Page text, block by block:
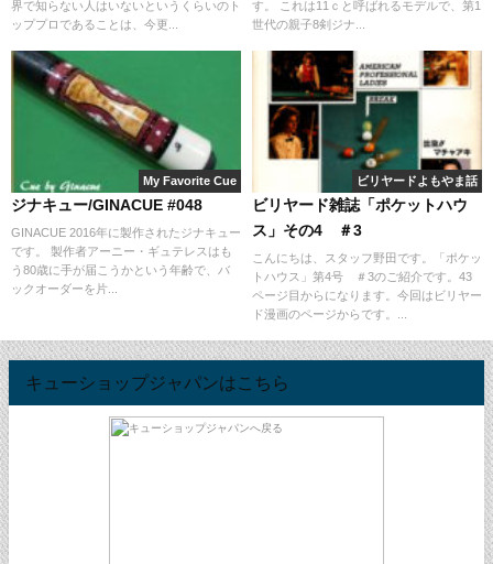
界で知らない人はいないというくらいのト
ッププロであることは、今更...
す。 これは11ｃと呼ばれるモデルで、第1
世代の親子8剣ジナ...
My Favorite Cue
ジナキュー/GINACUE #048
GINACUE 2016年に製作されたジナキュー
です。 製作者アーニー・ギュテレスはも
う80歳に手が届こうかという年齢で、バ
ックオーダーを片...
ビリヤードよもやま話
ビリヤード雑誌「ポケットハウ
ス」その4 ＃3
こんにちは、スタッフ野田です。「ポケッ
トハウス」第4号 ＃3のご紹介です。43
ページ目からになります。今回はビリヤー
ド漫画のページからです。...
キューショップジャパンはこちら